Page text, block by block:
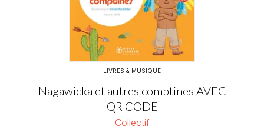
LIVRES & MUSIQUE
Nagawicka et autres comptines AVEC
QR CODE
Collectif